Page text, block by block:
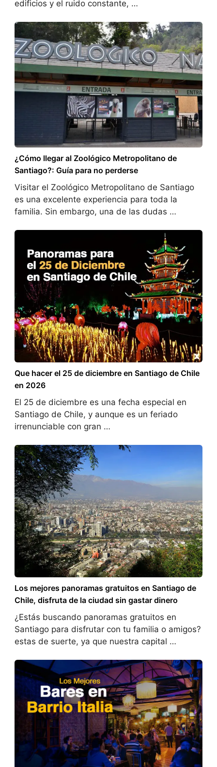
edificios y el ruido constante, …
¿Cómo llegar al Zoológico Metropolitano de
Santiago?: Guía para no perderse
Visitar el Zoológico Metropolitano de Santiago
es una excelente experiencia para toda la
familia. Sin embargo, una de las dudas …
Que hacer el 25 de diciembre en Santiago de Chile
en 2026
El 25 de diciembre es una fecha especial en
Santiago de Chile, y aunque es un feriado
irrenunciable con gran …
Los mejores panoramas gratuitos en Santiago de
Chile, disfruta de la ciudad sin gastar dinero
¿Estás buscando panoramas gratuitos en
Santiago para disfrutar con tu familia o amigos?
estas de suerte, ya que nuestra capital …